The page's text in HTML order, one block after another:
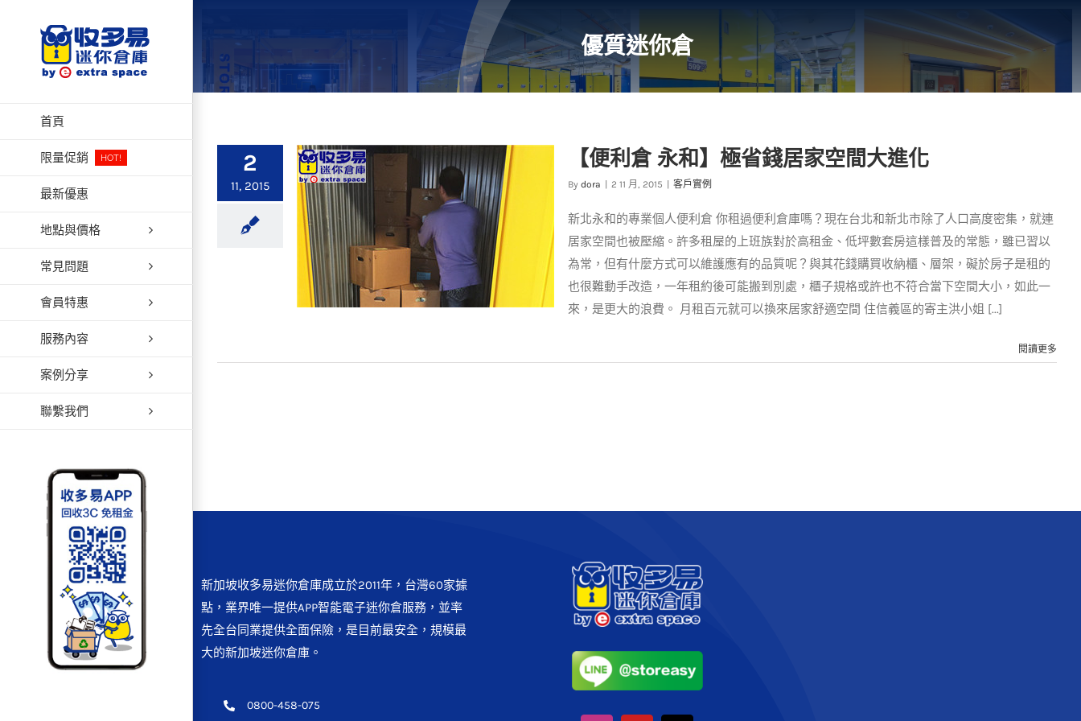
首頁
限量促銷 HOT!
最新優惠
地點與價格
常見問題
會員特惠
服務內容
案例分享
聯繫我們
優質迷你倉
2
11, 2015
【便利倉 永和】極省錢居家空間大進化
By dora 2 11 月, 2015 客戶實例
新北永和的專業個人便利倉 你租過便利倉庫嗎？現在台北和新北市除了人口高度密集，就連
居家空間也被壓縮。許多租屋的上班族對於高租金、低坪數套房這樣普及的常態，雖已習以
為常，但有什麼方式可以維護應有的品質呢？與其花錢購買收納櫃、層架，礙於房子是租的
也很難動手改造，一年租約後可能搬到別處，櫃子規格或許也不符合當下空間大小，如此一
來，是更大的浪費。 月租百元就可以換來居家舒適空間 住信義區的寄主洪小姐 [...]
閱讀更多
新加坡收多易迷你倉庫成立於2011年，台灣60家據
點，業界唯一提供APP智能電子迷你倉服務，並率
先全台同業提供全面保險，是目前最安全，規模最
大的新加坡迷你倉庫。
0800-458-075